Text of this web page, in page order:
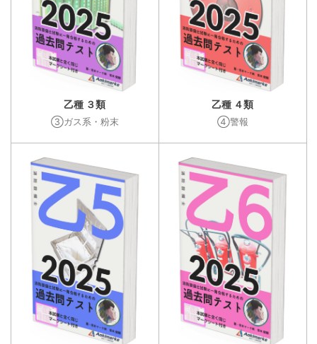
乙種 ３類
③ガス系・粉末
乙種 ４類
④警報